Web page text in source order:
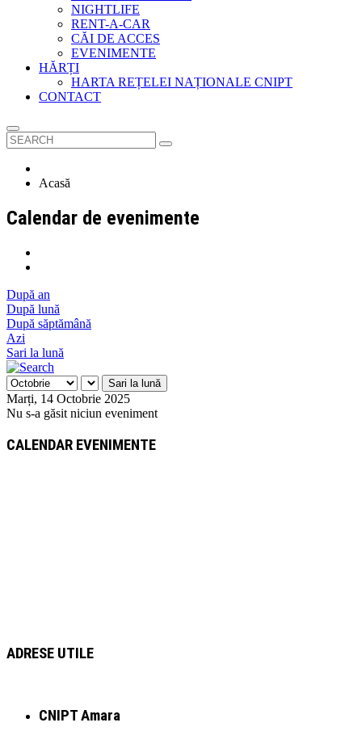
NIGHTLIFE
RENT-A-CAR
CĂI DE ACCES
EVENIMENTE
HĂRȚI
HARTA REȚELEI NAȚIONALE CNIPT
CONTACT
Acasă
Calendar de evenimente
După an
După lună
După săptămână
Azi
Sari la lună
Sari la lună
Marți, 14 Octobrie 2025
Nu s-a găsit niciun eveniment
CALENDAR EVENIMENTE
ADRESE UTILE
CNIPT Amara